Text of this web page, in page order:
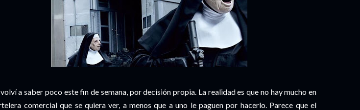
a saber poco este fin de semana, por decisión propia. La realidad es que no hay mucho en
comercial que se quiera ver, a menos que a uno le paguen por hacerlo. Parece que el